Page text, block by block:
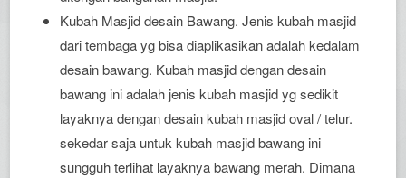
Kubah Masjid desain Bawang. Jenis kubah masjid
dari tembaga yg bisa diaplikasikan adalah kedalam
desain bawang. Kubah masjid dengan desain
bawang ini adalah jenis kubah masjid yg sedikit
layaknya dengan desain kubah masjid oval / telur.
sekedar saja untuk kubah masjid bawang ini
sungguh terlihat layaknya bawang merah. Dimana